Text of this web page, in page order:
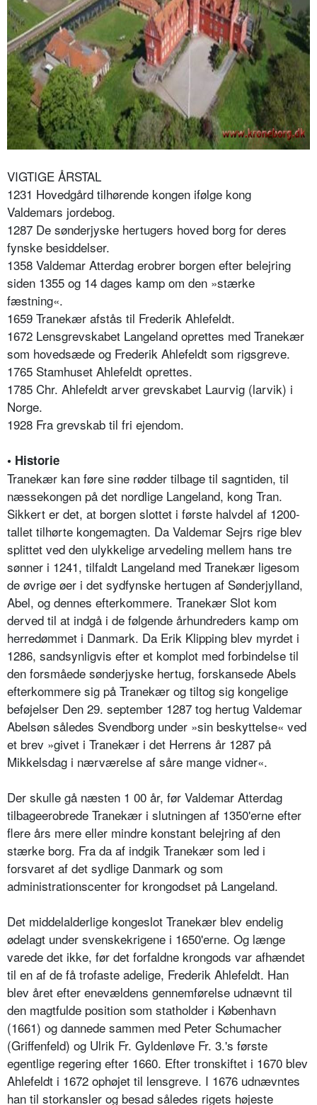
VIGTIGE ÅRSTAL
1231 Hovedgård tilhørende kongen ifølge kong
Valdemars jordebog.
1287 De sønderjyske hertugers hoved borg for deres
fynske besiddelser.
1358 Valdemar Atterdag erobrer borgen efter belejring
siden 1355 og 14 dages kamp om den »stærke
fæstning«.
1659 Tranekær afstås til Frederik Ahlefeldt.
1672 Lensgrevskabet Langeland oprettes med Tranekær
som hovedsæde og Frederik Ahlefeldt som rigsgreve.
1765 Stamhuset Ahlefeldt oprettes.
1785 Chr. Ahlefeldt arver grevskabet Laurvig (larvik) i
Norge.
1928 Fra grevskab til fri ejendom.
• Historie
Tranekær kan føre sine rødder tilbage til sagntiden, til
næssekongen på det nordlige Langeland, kong Tran.
Sikkert er det, at borgen slottet i første halvdel af 1200-
tallet tilhørte kongemagten. Da Valdemar Sejrs rige blev
splittet ved den ulykkelige arvedeling mellem hans tre
sønner i 1241, tilfaldt Langeland med Tranekær ligesom
de øvrige øer i det sydfynske hertugen af Sønderjylland,
Abel, og dennes efterkommere. Tranekær Slot kom
derved til at indgå i de følgende århundreders kamp om
herredømmet i Danmark. Da Erik Klipping blev myrdet i
1286, sandsynligvis efter et komplot med forbindelse til
den forsmåede sønderjyske hertug, forskansede Abels
efterkommere sig på Tranekær og tiltog sig kongelige
beføjelser Den 29. september 1287 tog hertug Valdemar
Abelsøn således Svendborg under »sin beskyttelse« ved
et brev »givet i Tranekær i det Herrens år 1287 på
Mikkelsdag i nærværelse af såre mange vidner«.
Der skulle gå næsten 1 00 år, før Valdemar Atterdag
tilbageerobrede Tranekær i slutningen af 1350'erne efter
flere års mere eller mindre konstant belejring af den
stærke borg. Fra da af indgik Tranekær som led i
forsvaret af det sydlige Danmark og som
administrationscenter for krongodset på Langeland.
Det middelalderlige kongeslot Tranekær blev endelig
ødelagt under svenskekrigene i 1650'erne. Og længe
varede det ikke, før det forfaldne krongods var afhændet
til en af de få trofaste adelige, Frederik Ahlefeldt. Han
blev året efter enevældens gennemførelse udnævnt til
den magtfulde position som statholder i København
(1661) og dannede sammen med Peter Schumacher
(Griffenfeld) og Ulrik Fr. Gyldenløve Fr. 3.'s første
egentlige regering efter 1660. Efter tronskiftet i 1670 blev
Ahlefeldt i 1672 ophøjet til lensgreve. I 1676 udnævntes
han til storkansler og besad således rigets højeste